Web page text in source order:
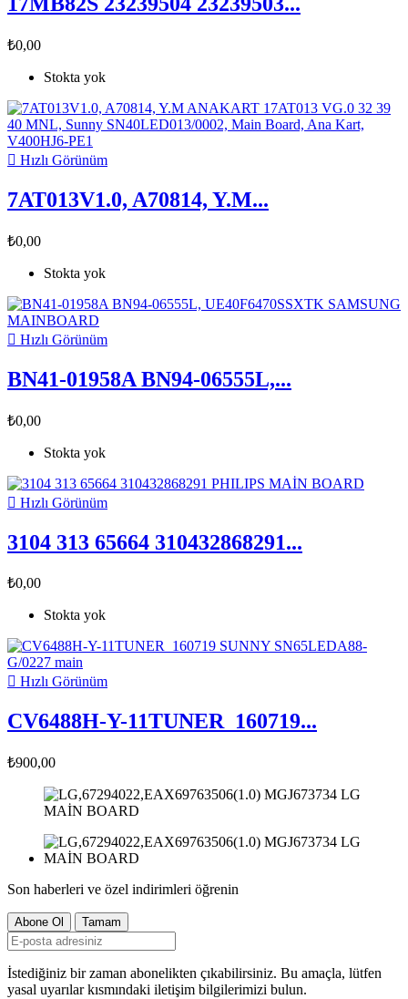
₺0,00
Stokta yok
 Hızlı Görünüm
7AT013V1.0, A70814, Y.M...
₺0,00
Stokta yok
 Hızlı Görünüm
BN41-01958A BN94-06555L,...
₺0,00
Stokta yok
 Hızlı Görünüm
3104 313 65664 310432868291...
₺0,00
Stokta yok
 Hızlı Görünüm
CV6488H-Y-11TUNER_160719...
₺900,00
Son haberleri ve özel indirimleri öğrenin
İstediğiniz bir zaman abonelikten çıkabilirsiniz. Bu amaçla, lütfen
yasal uyarılar kısmındaki iletişim bilgilerimizi bulun.